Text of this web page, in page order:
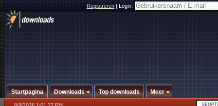
Registreren|Login:
Startpagina Downloads Top downloads Meer